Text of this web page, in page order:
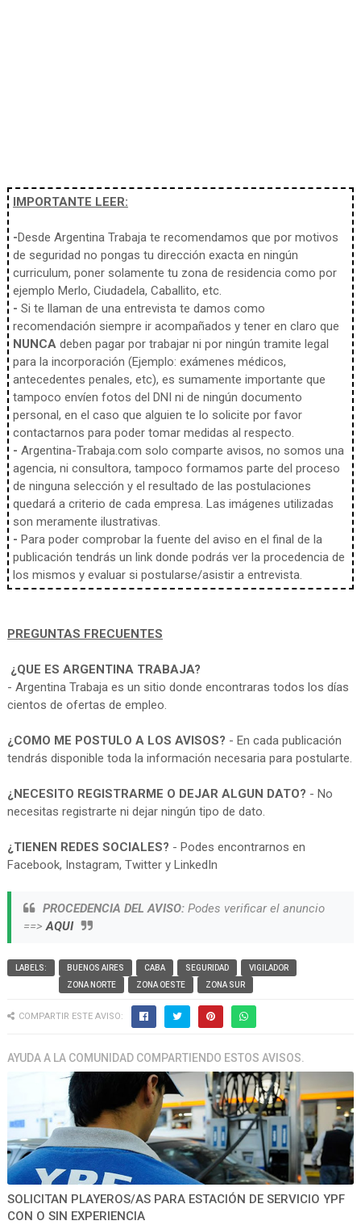
IMPORTANTE LEER:
-Desde Argentina Trabaja te recomendamos que por motivos
de seguridad no pongas tu dirección exacta en ningún
curriculum, poner solamente tu zona de residencia como por
ejemplo Merlo, Ciudadela, Caballito, etc.
- Si te llaman de una entrevista te damos como
recomendación siempre ir acompañados y tener en claro que
NUNCAdeben pagar por trabajar ni por ningún tramite legal
para la incorporación (Ejemplo: exámenes médicos,
antecedentes penales, etc), es sumamente importante que
tampoco envíen fotos del DNI ni de ningún documento
personal, en el caso que alguien te lo solicite por favor
contactarnos para poder tomar medidas al respecto.
- Argentina-Trabaja.com solo comparte avisos, no somos una
agencia, ni consultora, tampoco formamos parte del proceso
de ninguna selección y el resultado de las postulaciones
quedará a criterio de cada empresa. Las imágenes utilizadas
son meramente ilustrativas.
- Para poder comprobar la fuente del aviso en el final de la
publicación tendrás un link donde podrás ver la procedencia de
los mismos y evaluar si postularse/asistir a entrevista.
PREGUNTAS FRECUENTES
¿QUE ES ARGENTINA TRABAJA?
- Argentina Trabaja es un sitio donde encontraras todos los días
cientos de ofertas de empleo.
¿COMO ME POSTULO A LOS AVISOS? - En cada publicación
tendrás disponible toda la información necesaria para postularte.
¿NECESITO REGISTRARME O DEJAR ALGUN DATO? - No
necesitas registrarte ni dejar ningún tipo de dato.
¿TIENEN REDES SOCIALES? - Podes encontrarnos en
Facebook, Instagram, Twitter y LinkedIn
PROCEDENCIA DEL AVISO:Podes verificar el anuncio
==>AQUI
LABELS: BUENOS AIRES CABA SEGURIDAD
VIGILADOR
ZONA NORTE
ZONA OESTE ZONA SUR
COMPARTIR ESTE AVISO:
AYUDA A LA COMUNIDAD COMPARTIENDO ESTOS AVISOS.
SOLICITAN PLAYEROS/AS PARA ESTACIÓN DE SERVICIO YPF
CON O SIN EXPERIENCIA